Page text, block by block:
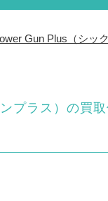
Gun Plus（シッ
プラス）の買